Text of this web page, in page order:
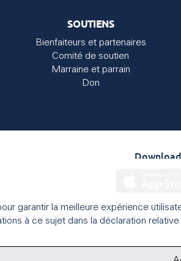
SOUTIENS
Bienfaiteurs et partenaires
Comité de soutien
Marraine et parrain
Don
garantir la meilleure expérience
à ce sujet dans la déclaration